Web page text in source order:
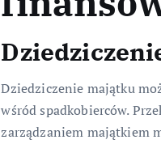
Dziedziczenie majątku
wśród spadkobierców.
zarządzaniem majątkiem